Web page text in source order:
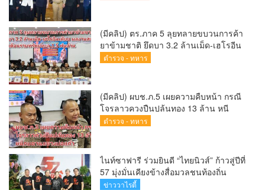
(มีคลิป) ตร.ภาค 5 ลุยทลายขบวนการค้า
ยาข้ามชาติ ยึดบา 3.2 ล้านเม็ด-เฮโรอีน
เพียบ ผลงานสะสม 10 เดือนรวบทรัพย์
ตำรวจ - ทหาร
(มีคลิป) ผบช.ภ.5 เผยความคืบหน้า กรณี
โจรลาวควงปืนปล้นทอง 13 ล้าน หนี
กบดานแขวงบ่อแก้ว
ตำรวจ - ทหาร
ไนท์ซาฟารี ร่วมยินดี “ไทยนิวส์” ก้าวสู่ปีที่
57 มุ่งมั่นเคียงข้างสื่อมวลชนท้องถิ่น
ข่าววาไรตี้